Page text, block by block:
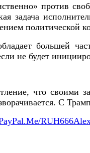
против
задача
политической
большей
не будет
что своими
С